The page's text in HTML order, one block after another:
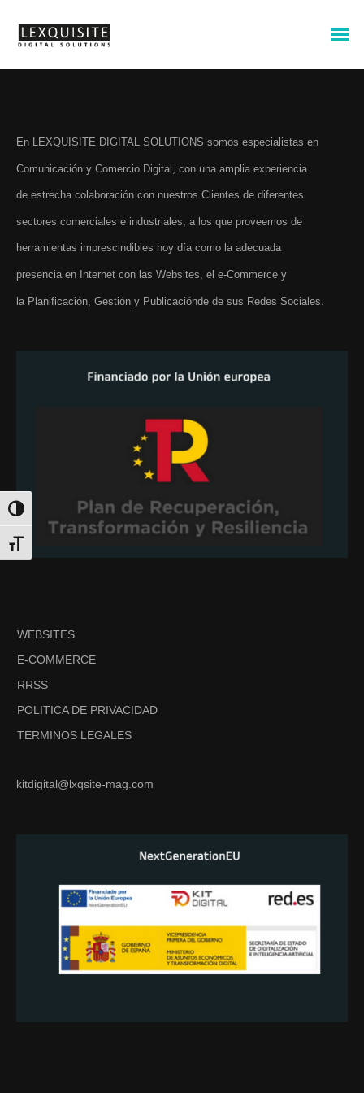
Alternar alto contraste
Alternar tamaño de letra
En LEXQUISITE DIGITAL SOLUTIONS somos especialistas en
Comunicación y Comercio Digital, con una amplia experiencia
de estrecha colaboración con nuestros Clientes de diferentes
sectores comerciales e industriales, a los que proveemos de
herramientas imprescindibles hoy día como la adecuada
presencia en Internet con las Websites, el e-Commerce y
la Planificación, Gestión y Publicaciónde de sus Redes Sociales.
WEBSITES
E-COMMERCE
RRSS
POLITICA DE PRIVACIDAD
TERMINOS LEGALES
kitdigital@lxqsite-mag.com